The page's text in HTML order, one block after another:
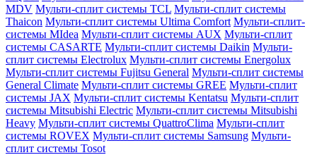
MDV Мульти-сплит системы TCL Мульти-сплит системы
Thaicon Мульти-сплит системы Ultima Comfort Мульти-сплит-
системы MIdea Мульти-сплит системы AUX Мульти-сплит
системы CASARTE Мульти-сплит системы Daikin Мульти-
сплит системы Electrolux Мульти-сплит системы Energolux
Мульти-сплит системы Fujitsu General Мульти-сплит системы
General Climate Мульти-сплит системы GREE Мульти-сплит
системы JAX Мульти-сплит системы Kentatsu Мульти-сплит
системы Mitsubishi Electric Мульти-сплит системы Mitsubishi
Heavy Мульти-сплит системы QuattroClima Мульти-сплит
системы ROVEX Мульти-сплит системы Samsung Мульти-
сплит системы Tosot